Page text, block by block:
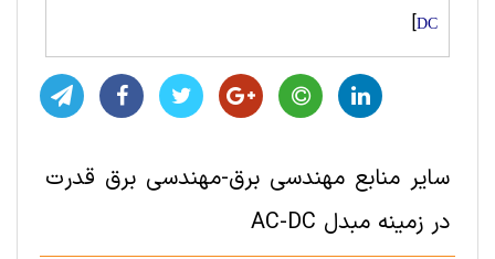
DC
]
سایر منابع مهندسی برق-مهندسی برق قدرت
در زمینه مبدل AC-DC